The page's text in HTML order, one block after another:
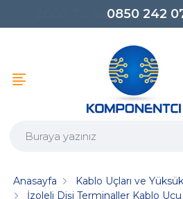
0850 242
Anasayfa Kablo Uçları ve
İzoleli Dişi Terminaller Kablo Ucu